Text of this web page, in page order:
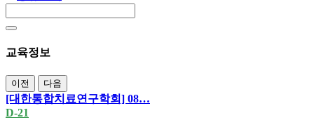
교육정보
이전 다음
[대한통합치료연구학회] 08…
D-21